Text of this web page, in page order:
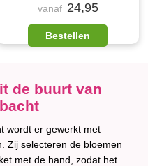
vanaf 24,95
Bestellen
de buurt van
wordt er gewerkt met
Zij selecteren de bloemen
met de hand, zodat het